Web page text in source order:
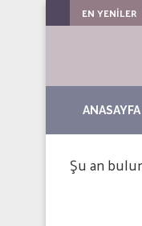
EN YENİLER
ANASAYFA
Şu an